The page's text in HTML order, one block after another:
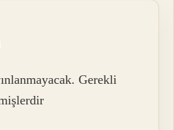
Gerekli